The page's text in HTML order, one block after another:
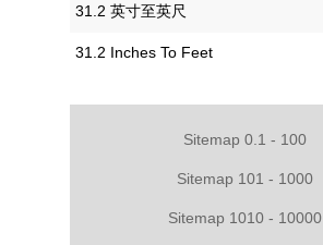
‎31.2 英寸至英尺
‎31.2 Inches To Feet
Sitemap 0.1 - 100
Sitemap 101 - 1000
Sitemap 1010 - 10000